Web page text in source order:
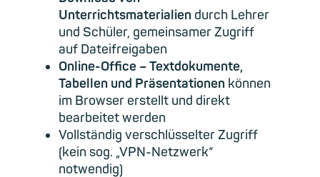
Unterrichtsmaterialien durch Lehrer
und Schüler, gemeinsamer Zugriff
auf Dateifreigaben
Online-Office – Textdokumente,
Tabellen und Präsentationen können
im Browser erstellt und direkt
bearbeitet werden
Vollständig verschlüsselter Zugriff
(kein sog. „VPN-Netzwerk“
notwendig)